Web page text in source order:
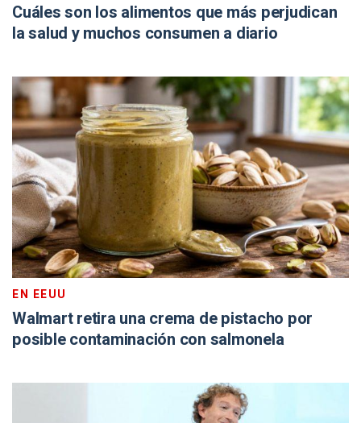
Cuáles son los alimentos que más perjudican
la salud y muchos consumen a diario
EN EEUU
Walmart retira una crema de pistacho por
posible contaminación con salmonela